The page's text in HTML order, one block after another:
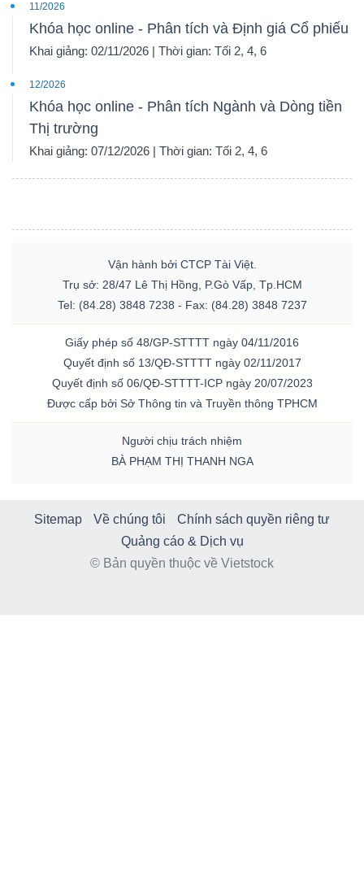
11/2026
Khóa học online - Phân tích và Định giá Cổ phiếu
Khai giảng: 02/11/2026 | Thời gian: Tối 2, 4, 6
12/2026
Khóa học online - Phân tích Ngành và Dòng tiền
Thị trường
Khai giảng: 07/12/2026 | Thời gian: Tối 2, 4, 6
Vận hành bởi CTCP Tài Việt.
Trụ sở: 28/47 Lê Thị Hồng, P.Gò Vấp, Tp.HCM
Tel: (84.28) 3848 7238 - Fax: (84.28) 3848 7237
Giấy phép số 48/GP-STTTT ngày 04/11/2016
Quyết định số 13/QĐ-STTTT ngày 02/11/2017
Quyết định số 06/QĐ-STTTT-ICP ngày 20/07/2023
Được cấp bởi Sở Thông tin và Truyền thông TPHCM
Người chịu trách nhiệm
BÀ PHẠM THỊ THANH NGA
Sitemap Về chúng tôi
Chính sách quyền riêng tư
Quảng cáo & Dịch vụ
© Bản quyền thuộc về Vietstock